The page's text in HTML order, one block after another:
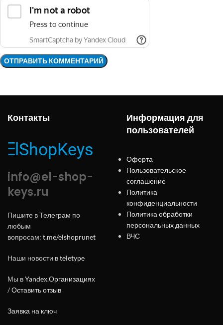
Контакты
info@el-shop-
keys.ru
Пишите в Телеграм по
любым
вопросам: t.me/elshoprunet
Наши новости вteletype
Мы вYandex.Организациях
/Оставить отзыв
Заявка на ключ
Информация для
пользователей
Оферта
Пользовательское
соглашение
Политика
конфиденциальности
Политика обработки
персональных данных
ВЧС